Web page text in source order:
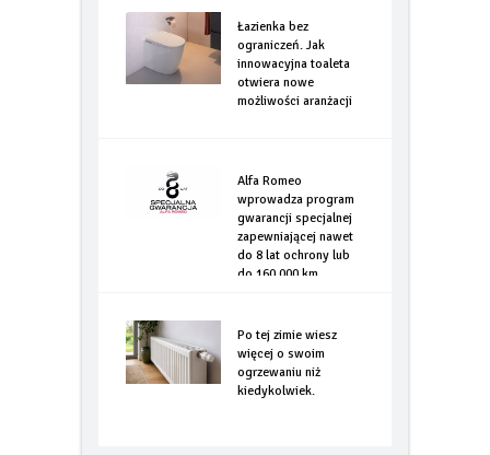
Łazienka bez
ograniczeń. Jak
innowacyjna toaleta
otwiera nowe
możliwości aranżacji
Alfa Romeo
wprowadza program
gwarancji specjalnej
zapewniającej nawet
do 8 lat ochrony lub
do 160.000 km
Po tej zimie wiesz
więcej o swoim
ogrzewaniu niż
kiedykolwiek.